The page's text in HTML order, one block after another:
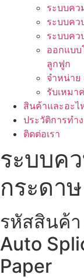
ระบบคว
ระบบคว
ระบบคว
ออกแบบ
ลูกฟูก
จำหน่าย
รับเหมา
สินค้าและอะไ
ประวัติการทำ
ติดต่อเรา
ระบบค
กระดาษ
รหัสสินค้า
Auto
Paper